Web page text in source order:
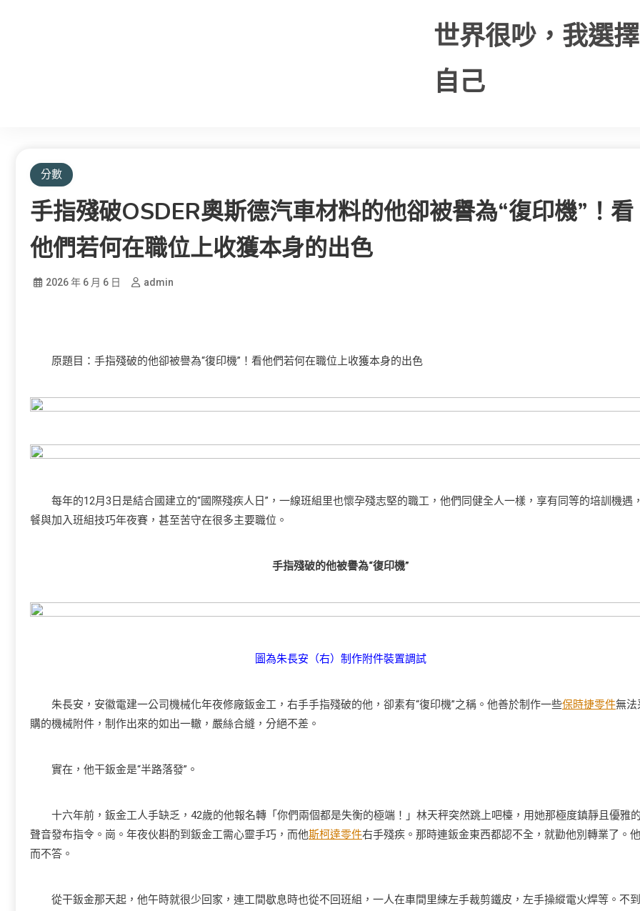
世界很吵，我選
自己
分數
手指殘破OSDER奧斯德汽車材料的他卻被譽為“復印機”！看
他們若何在職位上收獲本身的出色
2026 年 6 月 6 日 admin
原題目：手指殘破的他卻被譽為“復印機”！看他們若何在職位上收獲本身的出色
每年的12月3日是結合國建立的“國際殘疾人日”，一線班組里也懷孕殘志堅的職工，他們同健全人一樣，享有同等的培訓機遇
餐與加入班組技巧年夜賽，甚至苦守在很多主要職位。
手指殘破的他被譽為“復印機”
圖為朱長安（右）制作附件裝置調試
朱長安，安徽電建一公司機械化年夜修廠鈑金工，右手手指殘破的他，卻素有“復印機”之稱。他善於制作一些保時捷零件無法
購的機械附件，制作出來的如出一轍，嚴絲合縫，分絕不差。
實在，他干鈑金是“半路落發”。
十六年前，鈑金工人手缺乏，42歲的他報名轉「你們兩個都是失衡的極端！」林天秤突然跳上吧檯，用她那極度鎮靜且優雅
聲音發布指令。崗。年夜伙斟酌到鈑金工需心靈手巧，而他斯柯達零件右手殘疾。那時連鈑金東西都認不全，就勸他別轉業了。
而不答。
從干鈑金那天起，他午時就很少回家，連工間歇息時也從不回班組，一人在車間里練左手裁剪鐵皮，左手操縱電火焊等。不